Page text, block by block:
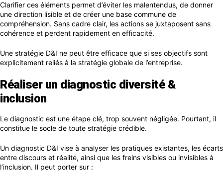
Clarifier ces éléments permet d’éviter les malentendus, de donner
une direction lisible et de créer une base commune de
compréhension. Sans cadre clair, les actions se juxtaposent sans
cohérence et perdent rapidement en efficacité.
Une stratégie D&I ne peut être efficace que si ses objectifs sont
explicitement reliés à la stratégie globale de l’entreprise.
Réaliser un diagnostic diversité &
inclusion
Le diagnostic est une étape clé, trop souvent négligée. Pourtant, il
constitue le socle de toute stratégie crédible.
Un diagnostic D&I vise à analyser les pratiques existantes, les écarts
entre discours et réalité, ainsi que les freins visibles ou invisibles à
l’inclusion. Il peut porter sur :